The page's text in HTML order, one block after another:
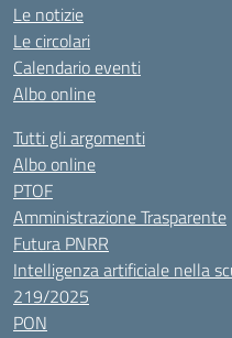
Le notizie
Le circolari
Calendario eventi
Albo online
Tutti gli argomenti
Albo online
PTOF
Amministrazione Trasparente
Futura PNRR
Intelligenza artificiale nella
219/2025
PON